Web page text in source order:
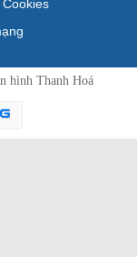
Cookies
hình Thanh Hoá